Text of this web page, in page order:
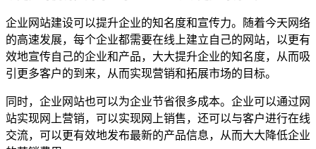
企业网站建设可以提升企业的知名度和宣传力。随着今天网络
的高速发展，每个企业都需要在线上建立自己的网站，以更有
效地宣传自己的企业和产品，大大提升企业的知名度，从而吸
引更多客户的到来，从而实现营销和拓展市场的目标。
同时，企业网站也可以为企业节省很多成本。企业可以通过网
站实现网上营销，可以实现网上销售，还可以与客户进行在线
交流，可以更有效地发布最新的产品信息，从而大大降低企业